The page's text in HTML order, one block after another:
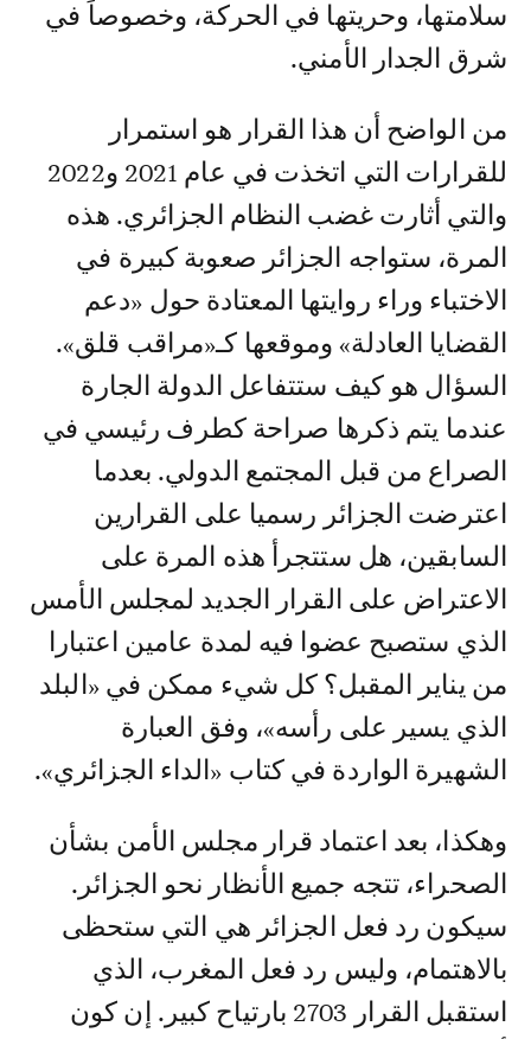
سلامتها، وحريتها في الحركة، وخصوصاً في
شرق الجدار الأمني.
من الواضح أن هذا القرار هو استمرار
للقرارات التي اتخذت في عام 2021 و2022
والتي أثارت غضب النظام الجزائري. هذه
المرة، ستواجه الجزائر صعوبة كبيرة في
الاختباء وراء روايتها المعتادة حول «دعم
القضايا العادلة» وموقعها كـ«مراقب قلق».
السؤال هو كيف ستتفاعل الدولة الجارة
عندما يتم ذكرها صراحة كطرف رئيسي في
الصراع من قبل المجتمع الدولي. بعدما
اعترضت الجزائر رسميا على القرارين
السابقين، هل ستتجرأ هذه المرة على
الاعتراض على القرار الجديد لمجلس الأمس
الذي ستصبح عضوا فيه لمدة عامين اعتبارا
من يناير المقبل؟ كل شيء ممكن في «البلد
الذي يسير على رأسه»، وفق العبارة
الشهيرة الواردة في كتاب «الداء الجزائري».
وهكذا، بعد اعتماد قرار مجلس الأمن بشأن
الصحراء، تتجه جميع الأنظار نحو الجزائر.
سيكون رد فعل الجزائر هي التي ستحظى
بالاهتمام، وليس رد فعل المغرب، الذي
استقبل القرار 2703 بارتياح كبير. إن كون